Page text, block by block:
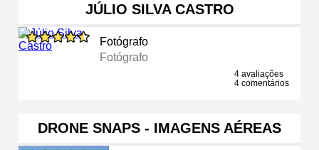
JÚLIO SILVA CASTRO
Fotógrafo
Fotógrafo
4 avaliações
4 comentários
DRONE SNAPS - IMAGENS AÉREAS